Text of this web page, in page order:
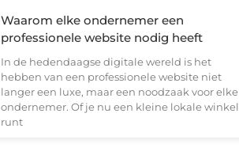
Waarom elke ondernemer een
professionele website nodig heeft
In de hedendaagse digitale wereld is het
hebben van een professionele website niet
langer een luxe, maar een noodzaak voor elke
ondernemer. Of je nu een kleine lokale winkel
runt